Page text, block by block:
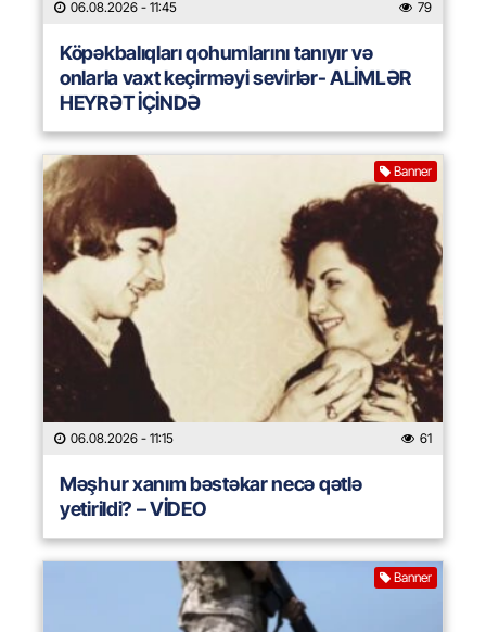
06.08.2026 - 11:45 79
Köpəkbalıqları qohumlarını tanıyır və
onlarla vaxt keçirməyi sevirlər- ALİMLƏR
HEYRƏT İÇİNDƏ
Banner
06.08.2026 - 11:15 61
Məşhur xanım bəstəkar necə qətlə
yetirildi? – VİDEO
Banner